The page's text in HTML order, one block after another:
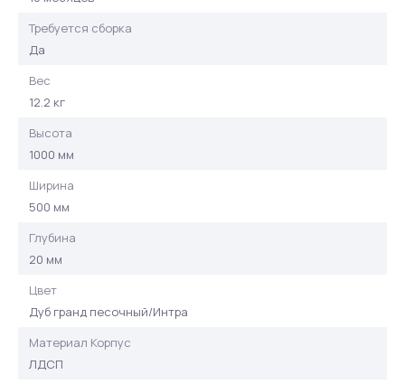
Требуется сборка
Да
Вес
12.2 кг
Высота
1000 мм
Ширина
500 мм
Глубина
20 мм
Цвет
Дуб гранд песочный/Интра
Материал Корпус
ЛДСП